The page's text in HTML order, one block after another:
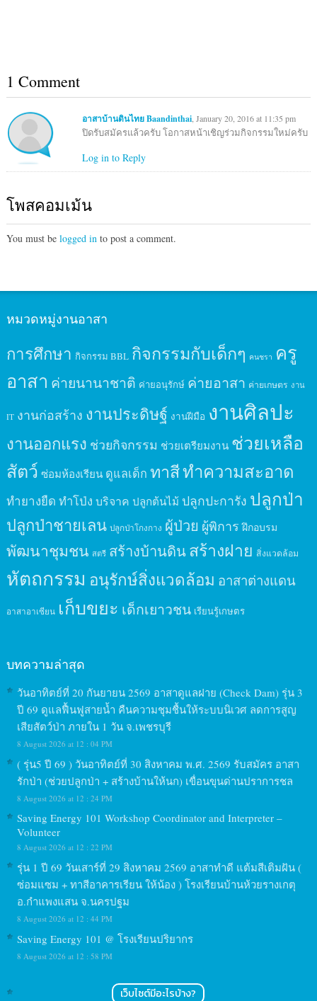
1 Comment
อาสาบ้านดินไทย Baandinthai , January 20, 2016 at 11:35 pm
ปิดรับสมัครแล้วครับ โอกาสหน้าเชิญร่วมกิจกรรมใหม่ครับ
Log in to Reply
โพสคอมเม้น
You must be logged into post a comment.
หมวดหมู่งานอาสา
การศึกษา กิจกรรม BBL กิจกรรมกับเด็กๆ คนชรา ครู
อาสา ค่ายนานาชาติ ค่ายอนุรักษ์ ค่ายอาสา ค่ายเกษตร งาน
IT งานก่อสร้าง งานประดิษฐ์ งานฝีมือ งานศิลปะ
งานออกแรง ช่วยกิจกรรม ช่วยเตรียมงาน ช่วยเหลือ
สัตว์ ซ่อมห้องเรียน ดูแลเด็ก ทาสีทำความสะอาด
ทำยางยืด ทำโป่ง บริจาค ปลูกต้นไม้ ปลูกปะการัง ปลูกป่า
ปลูกป่าชายเลน ปลูกป่าโกงกาง ผู้ป่วย ผู้พิการ ฝึกอบรม
พัฒนาชุมชน สตรี สร้างบ้านดินสร้างฝาย สิ่งแวดล้อม
หัตถกรรม อนุรักษ์สิ่งแวดล้อม อาสาต่างแดน
อาสาอาเซียน เก็บขยะ เด็กเยาวชน เรียนรู้เกษตร
บทความล่าสุด
วันอาทิตย์ที่ 20 กันยายน 2569 อาสาดูแลฝาย (Check Dam) รุ่น 3
ปี 69 ดูแลฟื้นฟูสายน้ำ คืนความชุมชื้นให้ระบบนิเวศ ลดการสูญ
เสียสัตว์ป่า ภายใน 1 วัน จ.เพชรบุรี
8 August 2026 at 12 : 04 PM
( รุ่น5 ปี 69 ) วันอาทิตย์ที่ 30 สิงหาคม พ.ศ. 2569 รับสมัคร อาสา
รักป่า (ช่วยปลูกป่า + สร้างบ้านให้นก) เขื่อนขุนด่านปราการชล
8 August 2026 at 12 : 24 PM
Saving Energy 101 Workshop Coordinator and Interpreter –
Volunteer
8 August 2026 at 12 : 22 PM
รุ่น 1 ปี 69 วันเสาร์ที่ 29 สิงหาคม 2569 อาสาทำดี แต้มสีเติมฝัน (
ซ่อมแซม + ทาสีอาคารเรียน ให้น้อง ) โรงเรียนบ้านห้วยรางเกตุ
อ.กำแพงแสน จ.นครปฐม
8 August 2026 at 12 : 44 PM
Saving Energy 101 @ โรงเรียนปริยากร
8 August 2026 at 12 : 58 PM
เว็บไซต์มีอะไรบ้าง?